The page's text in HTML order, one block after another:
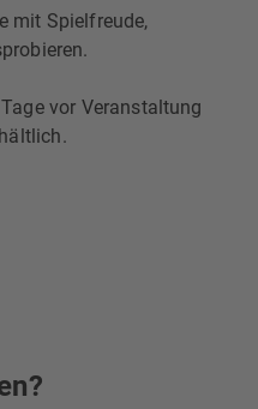
mit Spielfreude,
vor Veranstaltung